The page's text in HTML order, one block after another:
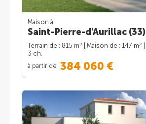
Maison à
Saint-Pierre-d'Aurillac (33)
Terrain de : 815 m2 | Maison de : 147 m2
3 ch.
à partir de 384 060 €